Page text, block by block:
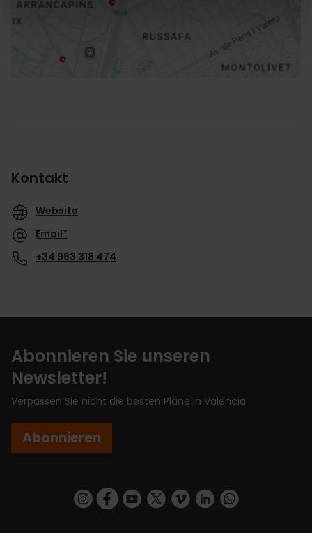
Kontakt
Website
Email*
+34 963 318 474
Abonnieren Sie unseren
Newsletter!
Verpassen Sie nicht die besten Pläne in Valencia
Abonnieren
https://www.instagram.com/visit_valencia/
https://www.facebook.com/
https://www.youtube.com/user/
https://twitter.com/_VivaValencia
https://vimeo.com/
https://www.linkedin.com/company/turismo-valencia/https://api.whatsapp.com/send/